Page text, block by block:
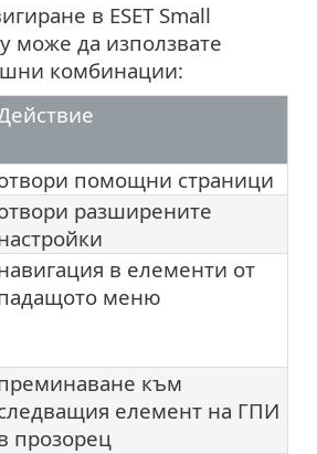
в ESET Small
може да използвате
комбинации:
помощни страници
разширените
в елементи от
меню
към
елемент на ГПИ
прозорец